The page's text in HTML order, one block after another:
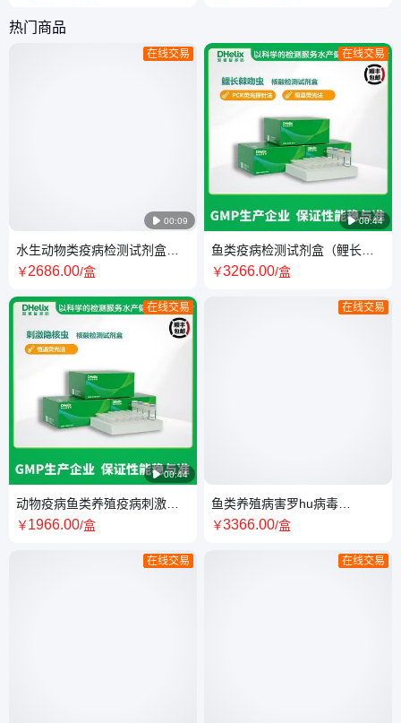
热门商品
 00:09
在线交易
水生动物类疫病检测试剂盒
（中华绒螯蟹呼肠孤病毒）
￥2686.00/盒
 00:44
在线交易
动物疫病鱼类养殖疫病刺激隐
核虫核酸检测试剂盒（恒温荧
￥1966.00/盒
在线交易
 00:44
在线交易
鱼类疫病检测试剂盒（鲤长棘
吻虫 ）PCR-荧光探针法
￥3266.00/盒
在线交易
鱼类养殖病害罗hu病毒
（TiLV）RNA核酸检测试剂盒
￥3366.00/盒
在线交易